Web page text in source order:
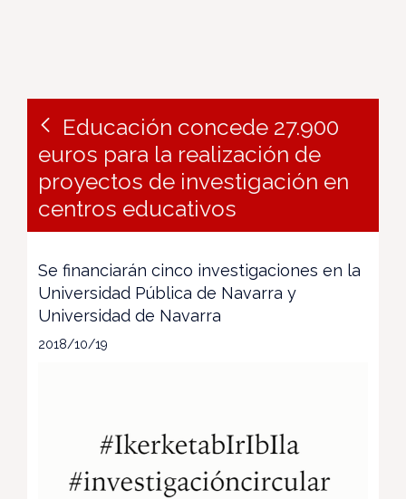
Educación concede 27.900
euros para la realización de
proyectos de investigación en
centros educativos
Se financiarán cinco investigaciones en la
Universidad Pública de Navarra y
Universidad de Navarra
2018/10/19